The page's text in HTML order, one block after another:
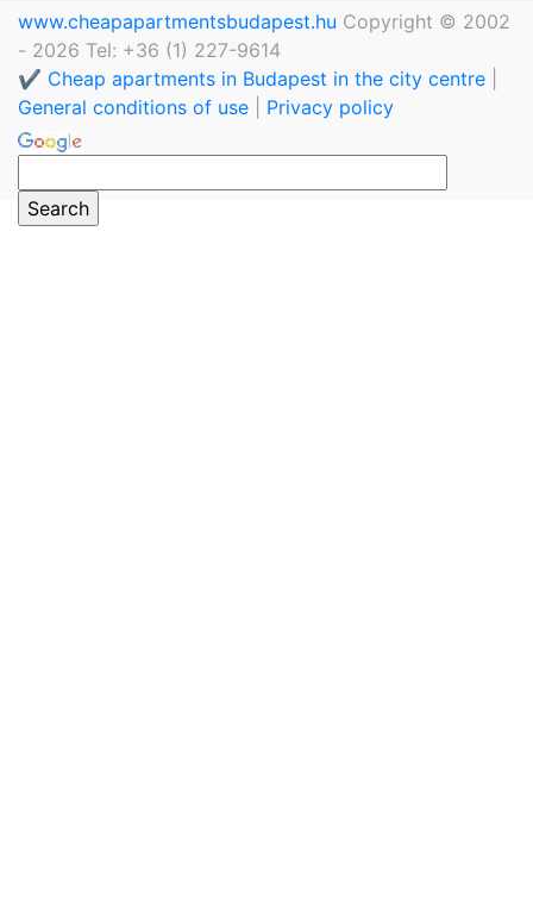
www.cheapapartmentsbudapest.hu Copyright © 2002
- 2026 Tel: +36 (1) 227-9614
✔️ Cheap apartments in Budapest in the city centre
General conditions of use
Privacy policy